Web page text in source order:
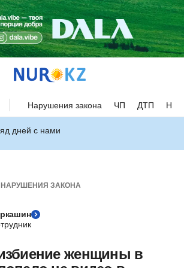
Нарушения закона ЧП ДТП
дней с нами
НАРУШЕНИЯ ЗАКОНА
женщины в